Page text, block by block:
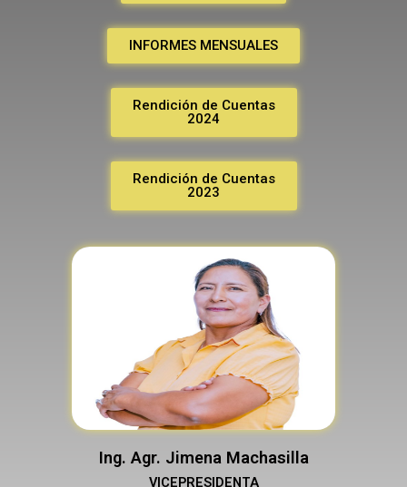
INFORMES MENSUALES
Rendición de Cuentas
2024
Rendición de Cuentas
2023
Ing. Agr. Jimena Machasilla
VICEPRESIDENTA